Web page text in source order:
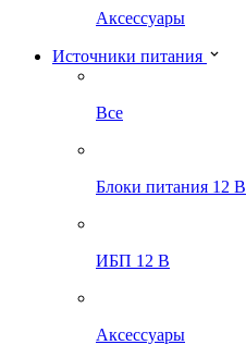
Аксессуары
Источники питания
Все
Блоки питания 12 В
ИБП 12 В
Аксессуары